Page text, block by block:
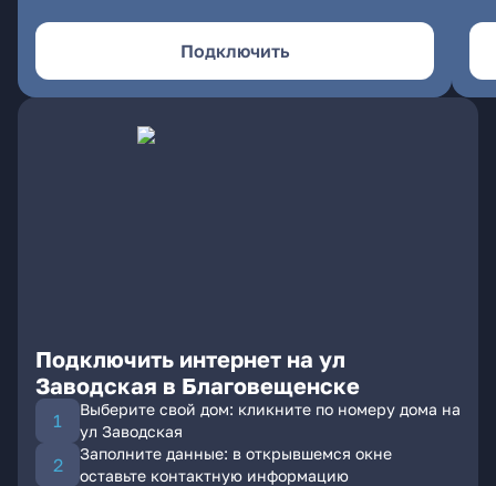
Подключить
Подключить интернет на ул
Заводская в Благовещенске
Выберите свой дом: кликните по номеру дома на
ул Заводская
Заполните данные: в открывшемся окне
оставьте контактную информацию